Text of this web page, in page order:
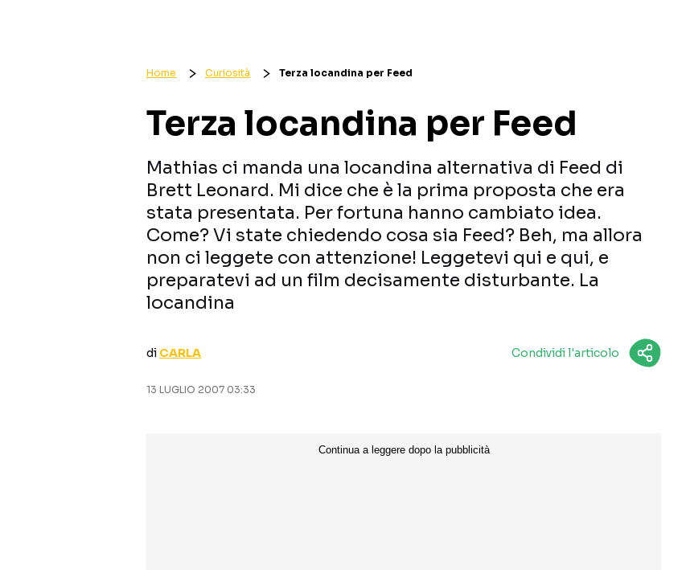
Home Curiosità Terza locandina per Feed
Terza locandina per Feed
Mathias ci manda una locandina alternativa di Feed di
Brett Leonard. Mi dice che è la prima proposta che era
stata presentata. Per fortuna hanno cambiato idea.
Come? Vi state chiedendo cosa sia Feed? Beh, ma allora
non ci leggete con attenzione! Leggetevi qui e qui, e
preparatevi ad un film decisamente disturbante. La
locandina
di CARLA Condividi l'articolo
13 LUGLIO 2007 03:33